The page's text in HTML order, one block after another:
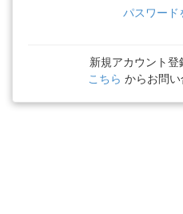
パスワード
新規アカウント
こちら からお問い